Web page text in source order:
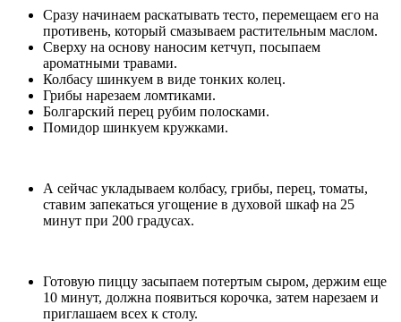
Сразу начинаем раскатывать тесто, перемещаем его на
противень, который смазываем растительным маслом.
Сверху на основу наносим кетчуп, посыпаем
ароматными травами.
Колбасу шинкуем в виде тонких колец.
Грибы нарезаем ломтиками.
Болгарский перец рубим полосками.
Помидор шинкуем кружками.
А сейчас укладываем колбасу, грибы, перец, томаты,
ставим запекаться угощение в духовой шкаф на 25
минут при 200 градусах.
Готовую пиццу засыпаем потертым сыром, держим еще
10 минут, должна появиться корочка, затем нарезаем и
приглашаем всех к столу.